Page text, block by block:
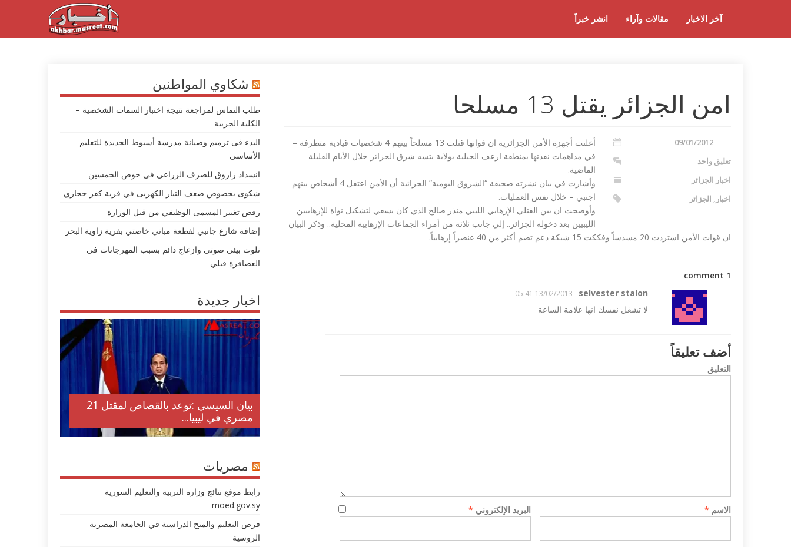
انشر خبراً مقالات وآراء آخر الاخبار
امن الجزائر يقتل 13 مسلحا
09/01/2012
تعليق واحد
اخبار الجزائر
اخبار , الجزائر
أعلنت أجهزة الأمن الجزائرية ان قواتها قتلت 13 مسلحاً بينهم 4 شخصيات قيادية متطرفة –
في مداهمات نفذتها بمنطقة ارعف الجبلية بولاية بتسه شرق الجزائر خلال الأيام القليلة
الماضية.
وأشارت في بيان نشرته صحيفة “الشروق اليومية” الجزائية أن الأمن اعتقل 4 أشخاص بينهم
اجنبي – خلال نفس العمليات.
وأوضحت ان بين القتلي الإرهابي الليبي منذر صالح الذي كان يسعي لتشكيل نواة للإرهابيين
الليبيين بعد دخوله الجزائر.. إلي جانب ثلاثة من أمراء الجماعات الإرهابية المحلية.. وذكر البيان
ان قوات الأمن استردت 20 مسدساً وفككت 15 شبكة دعم تضم أكثر من 40 عنصراً إرهابياً.
1 comment
selvester stalon
13/02/2013 05:41
-
لا تشغل نفسك انها علامة الساعة
أضف تعليقاً
التعليق
الاسم * البريد الإلكتروني *
شكاوي المواطنين
طلب التماس لمراجعة نتيجة اختبار السمات الشخصية –
الكلية الحربية
البدء فى ترميم وصيانة مدرسة أسيوط الجديدة للتعليم
الأساسى
انسداد زاروق للصرف الزراعي في حوض الخمسين
شكوى بخصوص ضعف التيار الكهربى في قرية كفر حجازي
رفض تغيير المسمى الوظيفي من قبل الوزارة
إضافة شارع جانبي لقطعة مباني خاصتي بقرية زاوية البحر
تلوث بيئي صوتي وازعاج دائم بسبب المهرجانات في
العصافرة قبلي
اخبار جديدة
بيان السيسي :توعد بالقصاص لمقتل 21
مصري في ليبيا...
مصريات
رابط موقع نتائج وزارة التربية والتعليم السورية
moed.gov.sy
فرص التعليم والمنح الدراسية في الجامعة المصرية
الروسية